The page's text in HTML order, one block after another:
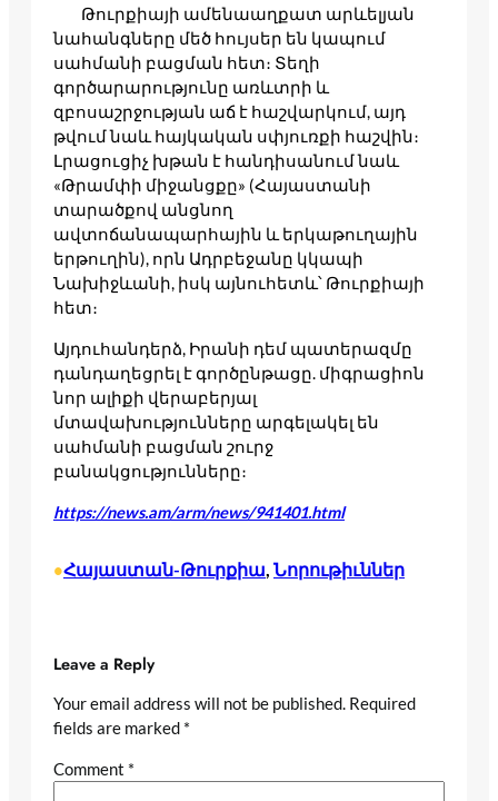
Թուրքիայի ամենաաղքատ արևելյան
նահանգները մեծ հույսեր են կապում
սահմանի բացման հետ։ Տեղի
գործարարությունը առևտրի և
զբոսաշրջության աճ է հաշվարկում, այդ
թվում նաև հայկական սփյուռքի հաշվին։
Լրացուցիչ խթան է հանդիսանում նաև
«Թրամփի միջանցքը» (Հայաստանի
տարածքով անցնող
ավտոճանապարհային և երկաթուղային
երթուղին), որն Ադրբեջանը կկապի
Նախիջևանի, իսկ այնուհետև՝ Թուրքիայի
հետ։
Այդուհանդերձ, Իրանի դեմ պատերազմը
դանդաղեցրել է գործընթացը. միգրացիոն
նոր ալիքի վերաբերյալ
մտավախությունները արգելակել են
սահմանի բացման շուրջ
բանակցությունները։
https://news.am/arm/news/941401.html
•Հայաստան-Թուրքիա, Նորութիւններ
Leave a Reply
Your email address will not be published. Required
fields are marked *
Comment *